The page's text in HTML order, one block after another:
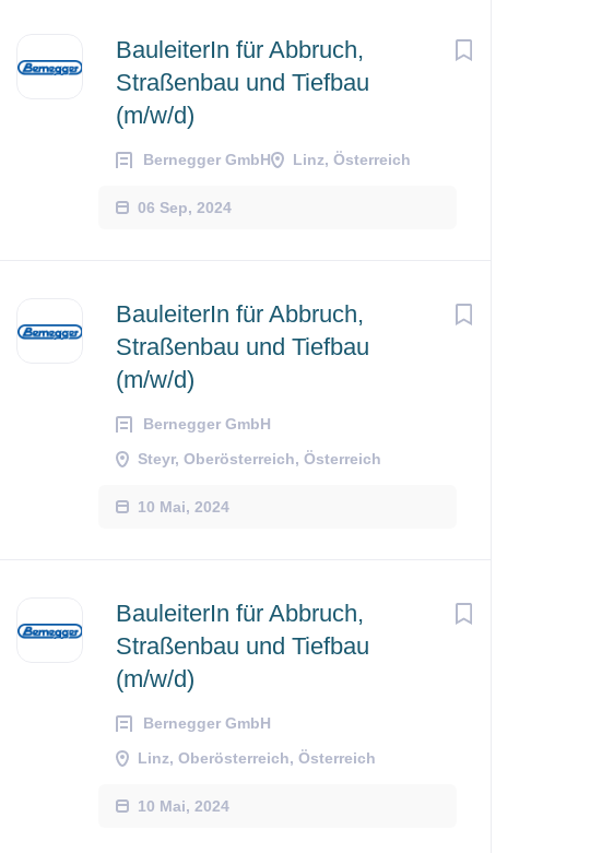
BauleiterIn für Abbruch,
Straßenbau und Tiefbau
(m/w/d)
Bernegger GmbH Linz, Österreich
06 Sep, 2024
BauleiterIn für Abbruch,
Straßenbau und Tiefbau
(m/w/d)
Bernegger GmbH
Steyr, Oberösterreich, Österreich
10 Mai, 2024
BauleiterIn für Abbruch,
Straßenbau und Tiefbau
(m/w/d)
Bernegger GmbH
Linz, Oberösterreich, Österreich
10 Mai, 2024